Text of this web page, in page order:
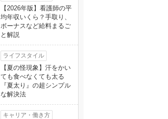
【2026年版】看護師の平
均年収いくら？手取り、
ボーナスなど給料まるご
と解説
ライフスタイル
【夏の怪現象】汗をかい
ても食べなくても太る
『夏太り』の超シンプル
な解決法
キャリア・働き方